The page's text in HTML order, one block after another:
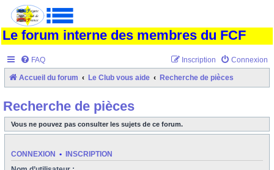
Le forum interne des membres du FCF
FAQ Connexion
Inscription
Accueil du forum Le Club vous aide Recherche de pièces
Recherche de pièces
Vous ne pouvez pas consulter les sujets de ce forum.
CONNEXION • INSCRIPTION